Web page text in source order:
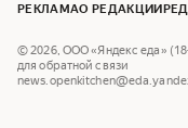
РЕКЛАМАО РЕДАКЦИИ
©2026, ООО «Яндекс еда»
для обратной связи